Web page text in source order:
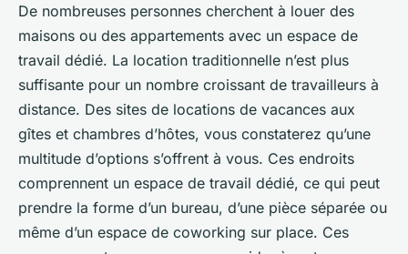
De nombreuses personnes cherchent à louer des
maisons ou des appartements avec un espace de
travail dédié. La location traditionnelle n’est plus
suffisante pour un nombre croissant de travailleurs à
distance. Des sites de locations de vacances aux
gîtes et chambres d’hôtes, vous constaterez qu’une
multitude d’options s’offrent à vous. Ces endroits
comprennent un espace de travail dédié, ce qui peut
prendre la forme d’un bureau, d’une pièce séparée ou
même d’un espace de coworking sur place. Ces